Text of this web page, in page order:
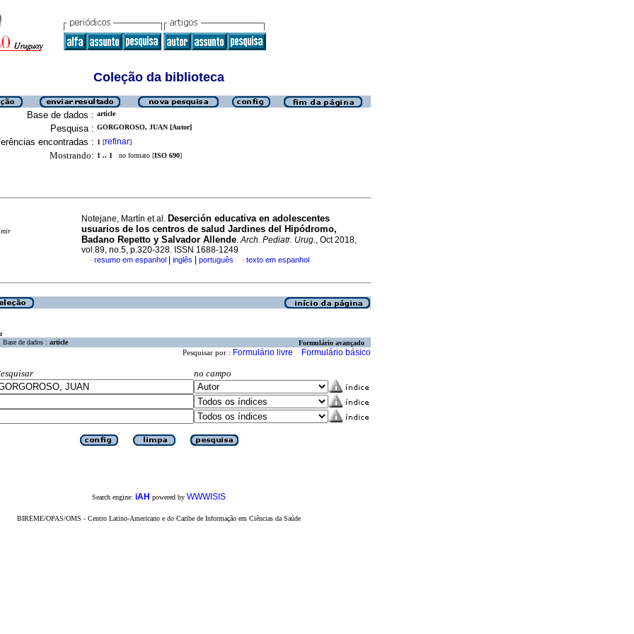
Coleção da biblioteca
Base de dados : article
Pesquisa : GORGOROSO, JUAN [Autor]
encontradas : 1 [refinar]
Mostrando: 1 .. 1 no formato [ISO 690]
Notejane, Martín et al. Deserción educativa en adolescentes
usuarios de los centros de salud Jardines del Hipódromo,
Badano Repetto y Salvador Allende.Arch. Pediatr. Urug., Oct 2018,
vol.89, no.5, p.320-328. ISSN 1688-1249
· resumo em espanhol inglês português · texto em espanhol
Base de dados : article Formulário avançado
Pesquisar por : Formulário livre Formulário básico
no campo
Search engine: iAH powered by WWWISIS
BIREME/OPAS/OMS - Centro Latino-Americano e do Caribe de Informação em Ciências da Saúde